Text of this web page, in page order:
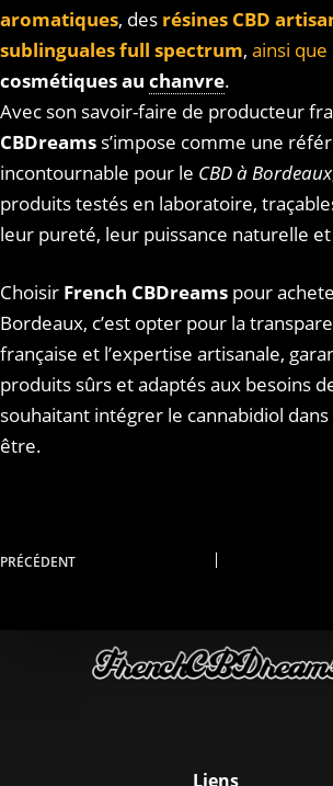
aromatiques, des résines CBD
sublinguales full spectrum, ainsi que
cosmétiques au chanvre.
Avec son savoir-faire de producteur
CBDreams s’impose comme une
incontournable pour le CBD à Bordeaux
produits testés en laboratoire,
leur pureté, leur puissance naturelle
Choisir French CBDreams pour
Bordeaux, c’est opter pour la
française et l’expertise artisanale,
produits sûrs et adaptés aux besoins
souhaitant intégrer le cannabidiol
être.
PRÉCÉDENT
Liens